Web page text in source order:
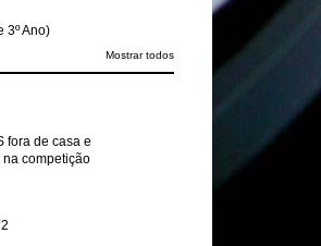
3º Ano)
Mostrar todos
fora de casa e
competição